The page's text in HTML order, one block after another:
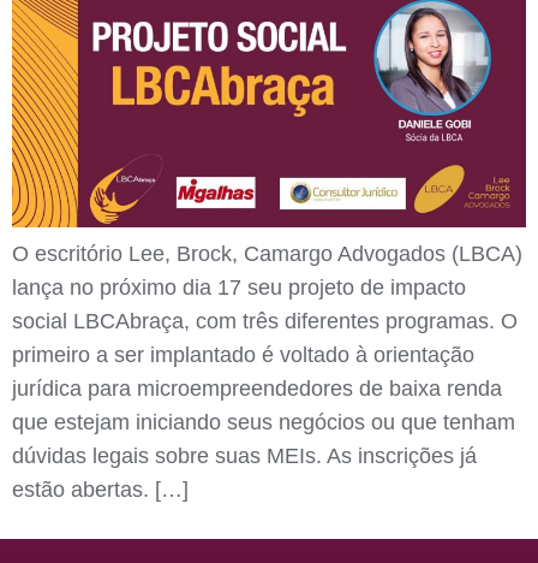
O escritório Lee, Brock, Camargo Advogados (LBCA)
lança no próximo dia 17 seu projeto de impacto
social LBCAbraça, com três diferentes programas. O
primeiro a ser implantado é voltado à orientação
jurídica para microempreendedores de baixa renda
que estejam iniciando seus negócios ou que tenham
dúvidas legais sobre suas MEIs. As inscrições já
estão abertas. […]